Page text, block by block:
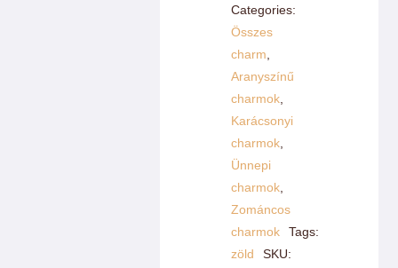
Categories:
Összes
charm,
Aranyszínű
charmok,
Karácsonyi
charmok,
Ünnepi
charmok,
Zománcos
charmok
Tags:
zöld
SKU: